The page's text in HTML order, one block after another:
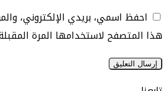
اسمي، بريدي الإلكتروني، والموقع
لاستخدامها المرة المقبلة في